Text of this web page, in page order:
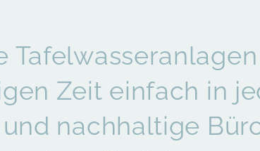
ProTab
Einbaugeräte
Zapfhähne
Zeit einfach in
und nachhaltige